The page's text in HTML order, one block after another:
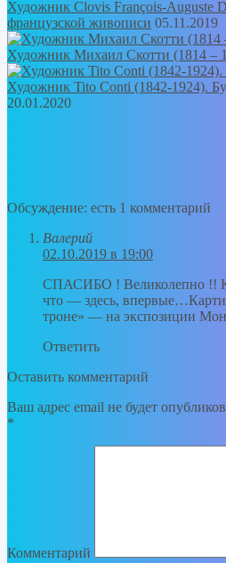
Художник Clovis François-Auguste
французской живописи 05.11.2019
Художник Михаил Скотти (1814 –
Художник Tito Conti (1842-1924).
20.01.2020
Обсуждение: есть 1 комментарий
Валерий
02.10.2019 в 19:00
СПАСИБО ! Великолепно !!
что — здесь,
троне» — на экспозиции
Ответить
Оставить комментарий
Ваш адрес email не будет
*
Комментарий